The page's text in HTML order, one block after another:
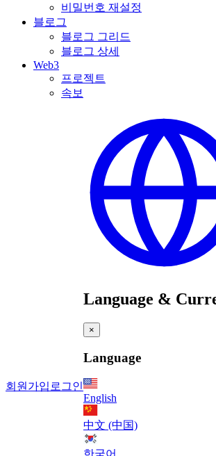
비밀번호 재설정
블로그
블로그 그리드
블로그 상세
Web3
프로젝트
속보
회원가입 로그인
Language &
×
Language
English
中文 (中国)